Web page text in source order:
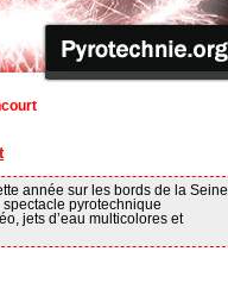
année sur les bords de la Seine.
spectacle pyrotechnique
jets d’eau multicolores et